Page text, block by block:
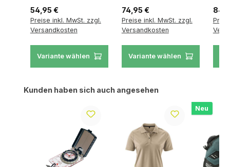
Regulärer Preis:
54,95 €
Preise inkl. MwSt. zzgl.
Versandkosten
Variante wählen
Regulärer Preis:
74,95 €
Preise inkl. MwSt. zzgl.
Versandkosten
Variante wählen
Produktgalerie überspringen
Kunden haben sich auch angesehen
Neu